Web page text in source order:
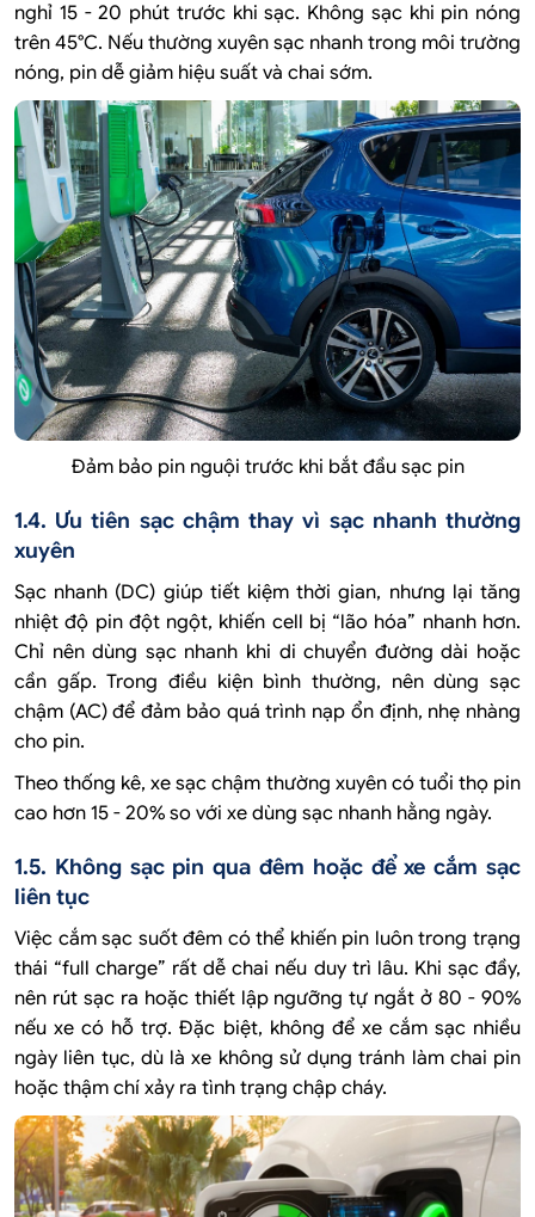
nghỉ 15 - 20 phút trước khi sạc. Không sạc khi pin nóng
trên 45°C. Nếu thường xuyên sạc nhanh trong môi trường
nóng, pin dễ giảm hiệu suất và chai sớm.
Đảm bảo pin nguội trước khi bắt đầu sạc pin
1.4. Ưu tiên sạc chậm thay vì sạc nhanh thường
xuyên
Sạc nhanh (DC) giúp tiết kiệm thời gian, nhưng lại tăng
nhiệt độ pin đột ngột, khiến cell bị “lão hóa” nhanh hơn.
Chỉ nên dùng sạc nhanh khi di chuyển đường dài hoặc
cần gấp. Trong điều kiện bình thường, nên dùng sạc
chậm (AC) để đảm bảo quá trình nạp ổn định, nhẹ nhàng
cho pin.
Theo thống kê, xe sạc chậm thường xuyên có tuổi thọ pin
cao hơn 15 - 20% so với xe dùng sạc nhanh hằng ngày.
1.5. Không sạc pin qua đêm hoặc để xe cắm sạc
liên tục
Việc cắm sạc suốt đêm có thể khiến pin luôn trong trạng
thái “full charge” rất dễ chai nếu duy trì lâu. Khi sạc đầy,
nên rút sạc ra hoặc thiết lập ngưỡng tự ngắt ở 80 - 90%
nếu xe có hỗ trợ. Đặc biệt, không để xe cắm sạc nhiều
ngày liên tục, dù là xe không sử dụng tránh làm chai pin
hoặc thậm chí xảy ra tình trạng chập cháy.